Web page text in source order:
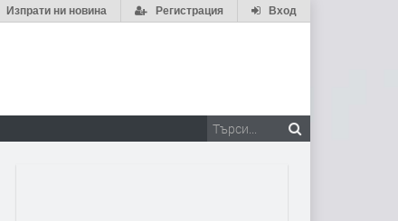
Вход
Регистрация
Изпрати ни новина